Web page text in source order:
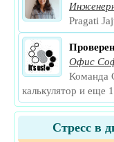
Pragati
Офис
Команда
калькулятор и еще
Стресс в